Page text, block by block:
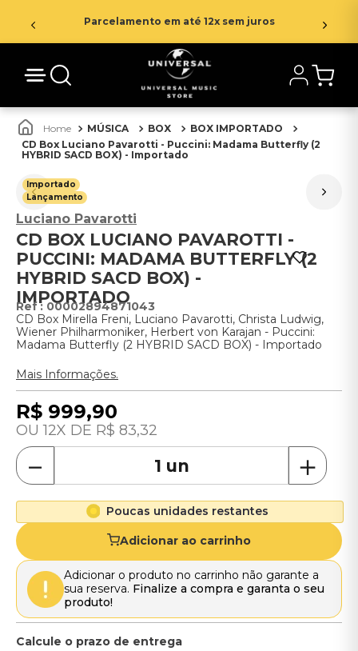
Parcelamento em até 12x sem juros
MÚSICA BOX
BOX IMPORTADO
CD Box Luciano Pavarotti - Puccini: Madama Butterfly (2
HYBRID SACD BOX) - Importado
Importado
Lançamento
Luciano Pavarotti
CD BOX LUCIANO PAVAROTTI -
PUCCINI: MADAMA BUTTERFLY (2
HYBRID SACD BOX) -
IMPORTADO
: 00002894871043
CD Box Mirella Freni, Luciano Pavarotti, Christa Ludwig,
Wiener Philharmoniker, Herbert von Karajan - Puccini:
Madama Butterfly (2 HYBRID SACD BOX) - Importado
Mais Informações.
R$ 999,90
12 R$ 83,32
＋
－
Poucas unidades restantes
Adicionar ao carrinho
Adicionar o produto no carrinho não garante a
sua reserva. Finalize a compra e garanta o seu
produto!